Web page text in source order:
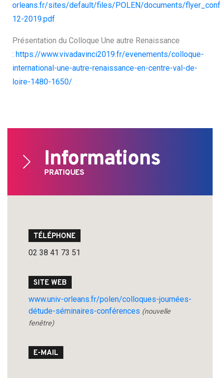
orleans.fr/sites/default/files/POLEN/documents/
12-2019.pdf
Présentation du Colloque Une autre Renaissance
: https://www.vivadavinci2019.fr/evenements/colloque-
international-une-autre-renaissance-en-centre-val-de-
loire-1480-1650/
Informations
PRATIQUES
TÉLÉPHONE
02 38 41 73 51
SITE WEB
www.univ-orleans.fr/polen/colloques-journées-
détude-séminaires-conférences (nouvelle
fenêtre)
E-MAIL